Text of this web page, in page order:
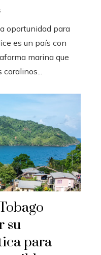
oportunidad para
es un país con
marina que
su
para